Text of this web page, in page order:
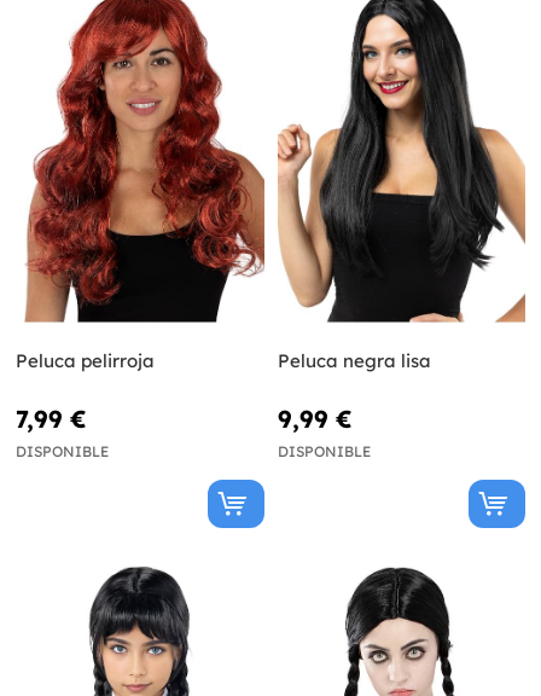
Peluca pelirroja
7,99 €
DISPONIBLE
Peluca negra lisa
9,99 €
DISPONIBLE